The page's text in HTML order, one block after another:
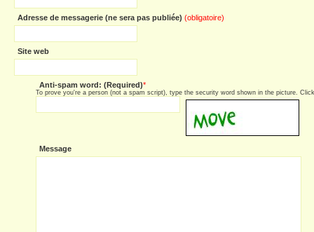
Adresse de messagerie (ne sera pas publiée) (obligatoire)
Site web
Anti-spam word: (Required)*
To prove you're a person (not a spam script), type the security word shown in the picture.
Message